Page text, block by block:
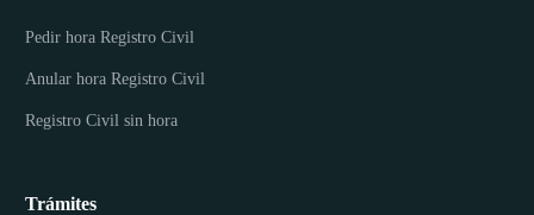
Pedir hora Registro Civil
Anular hora Registro Civil
Registro Civil sin hora
Trámites